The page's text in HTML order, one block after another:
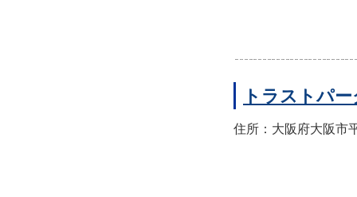
トラストパ
住所：大阪府大阪市